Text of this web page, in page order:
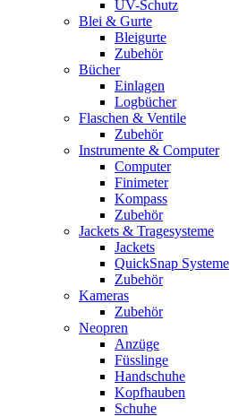
UV-Schutz
Blei & Gurte
Bleigurte
Zubehör
Bücher
Einlagen
Logbücher
Flaschen & Ventile
Zubehör
Instrumente & Computer
Computer
Finimeter
Kompass
Zubehör
Jackets & Tragesysteme
Jackets
QuickSnap Systeme
Zubehör
Kameras
Zubehör
Neopren
Anzüge
Füsslinge
Handschuhe
Kopfhauben
Schuhe